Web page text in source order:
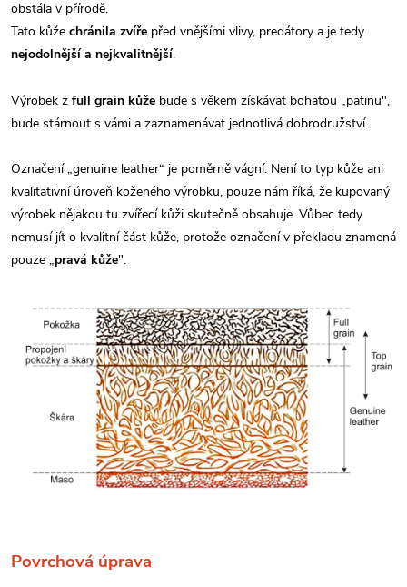
obstála v přírodě.
Tato kůže chránila zvíře před vnějšími vlivy, predátory a je tedy
nejodolnější a nejkvalitnější.
Výrobek z full grain kůže bude s věkem získávat bohatou „patinu",
bude stárnout s vámi a zaznamenávat jednotlivá dobrodružství.
Označení „genuine leather“ je poměrně vágní. Není to typ kůže ani
kvalitativní úroveň koženého výrobku, pouze nám říká, že kupovaný
výrobek nějakou tu zvířecí kůži skutečně obsahuje. Vůbec tedy
nemusí jít o kvalitní část kůže, protože označení v překladu znamená
pouze „pravá kůže".
Povrchová úprava